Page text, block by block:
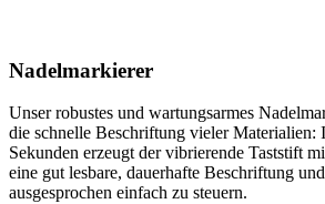
Nadelmarkierer
Unser robustes und wartungsarmes
die schnelle Beschriftung vieler Materialien:
Sekunden erzeugt der vibrierende Taststift
eine gut lesbare, dauerhafte Beschriftung
ausgesprochen einfach zu steuern.